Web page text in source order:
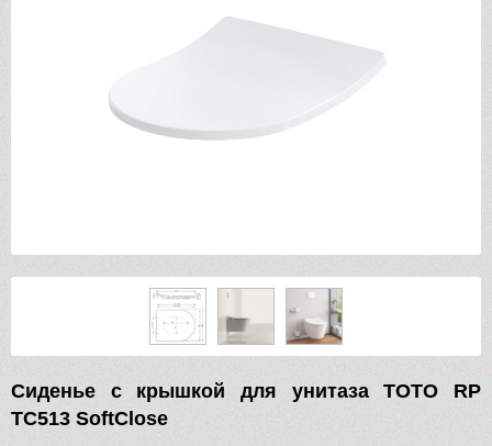
Сиденье с крышкой для унитаза TOTO RP
TC513 SoftClose